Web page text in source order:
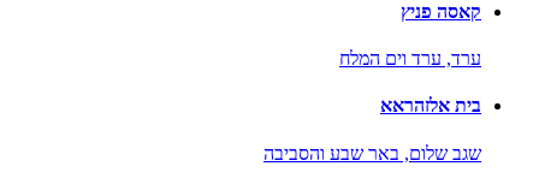
קאסה פניץ
ערד, ערד וים המלח
בית אלזהראא
שגב שלום, באר שבע והסביבה